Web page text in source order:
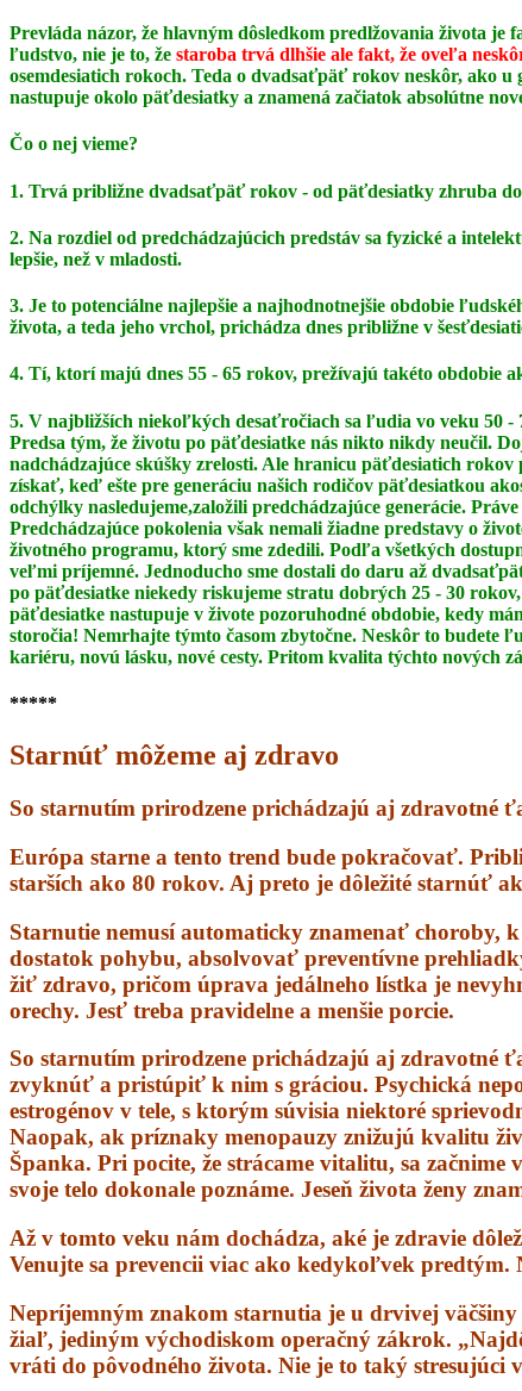
Prevláda názor, že hlavným dôsledkom predlžovania života je
ľudstvo, nie je to, že staroba trvá dlhšie ale fakt, že oveľa
osemdesiatich rokoch. Teda o dvadsaťpäť rokov neskôr, ako
nastupuje okolo päťdesiatky a znamená začiatok absolútne
Čo o nej vieme?
1. Trvá približne dvadsaťpäť rokov - od päťdesiatky zhruba
2. Na rozdiel od predchádzajúcich predstáv sa fyzické a
lepšie, než v mladosti.
3. Je to potenciálne najlepšie a najhodnotnejšie obdobie
života, a teda jeho vrchol, prichádza dnes približne v
4. Tí, ktorí majú dnes 55 - 65 rokov, prežívajú takéto obdobie
5. V najbližších niekoľkých desaťročiach sa ľudia vo veku 50
Predsa tým, že životu po päťdesiatke nás nikto nikdy neučil.
nadchádzajúce skúšky zrelosti. Ale hranicu päťdesiatich rokov
získať, keď ešte pre generáciu našich rodičov päťdesiatkou
odchýlky nasledujeme,založili predchádzajúce generácie.
Predchádzajúce pokolenia však nemali žiadne predstavy o
životného programu, ktorý sme zdedili. Podľa všetkých
veľmi príjemné. Jednoducho sme dostali do daru až
po päťdesiatke niekedy riskujeme stratu dobrých 25 - 30
päťdesiatke nastupuje v živote pozoruhodné obdobie, kedy
storočia! Nemrhajte týmto časom zbytočne. Neskôr to budete
kariéru, novú lásku, nové cesty. Pritom kvalita týchto nových
*****
Starnúť môžeme aj zdravo
So starnutím prirodzene prichádzajú aj zdravotné
Európa starne a tento trend bude pokračovať.
starších ako 80 rokov. Aj preto je dôležité starnúť
Starnutie nemusí automaticky znamenať choroby,
dostatok pohybu, absolvovať preventívne
žiť zdravo, pričom úprava jedálneho lístka je
orechy. Jesť treba pravidelne a menšie porcie.
So starnutím prirodzene prichádzajú aj zdravotné
zvyknúť a pristúpiť k nim s gráciou. Psychická
estrogénov v tele, s ktorým súvisia niektoré
Naopak, ak príznaky menopauzy znižujú kvalitu
Španka. Pri pocite, že strácame vitalitu, sa
svoje telo dokonale poznáme. Jeseň života ženy
Až v tomto veku nám dochádza, aké je zdravie
Venujte sa prevencii viac ako kedykoľvek
Nepríjemným znakom starnutia je u drvivej
žiaľ, jediným východiskom operačný zákrok.
vráti do pôvodného života. Nie je to taký stresujúci